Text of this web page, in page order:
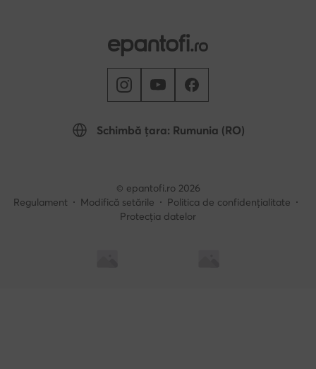
Schimbă țara: Rumunia (RO)
© epantofi.ro 2026
Regulament
Modifică setările
Politica de confidențialitate
Protecția datelor